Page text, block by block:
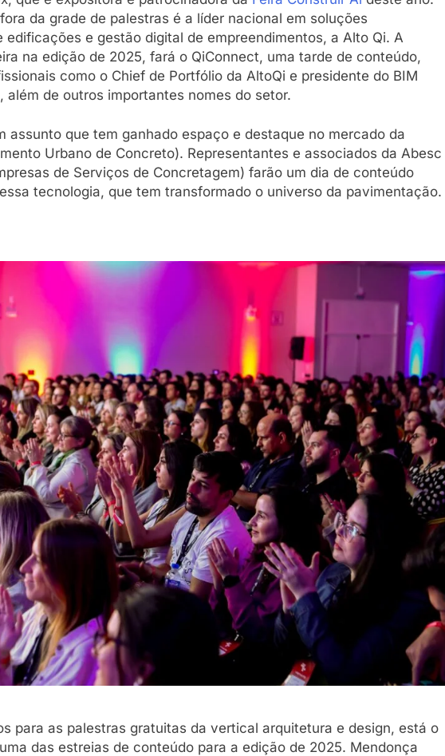
da grade de palestras é a líder nacional em soluções
e gestão digital de empreendimentos, a Alto Qi. A
na edição de 2025, fará o QiConnect, uma tarde de conteúdo,
como o Chief de Portfólio da AltoQi e presidente do BIM
além de outros importantes nomes do setor.
assunto que tem ganhado espaço e destaque no mercado da
Urbano de Concreto). Representantes e associados da Abesc
de Serviços de Concretagem) farão um dia de conteúdo
tecnologia, que tem transformado o universo da pavimentação.
para as palestras gratuitas da vertical arquitetura e design, está o
das estreias de conteúdo para a edição de 2025. Mendonça